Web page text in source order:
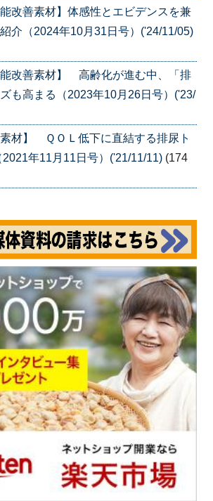
改善素材】体感性とエビデンスを兼
介（2024年10月31日号）('24/11/05)
改善素材】 高齢化が進む中、「排
も高まる（2023年10月26日号）('23/
素材】 ＱＯＬ低下に直結する排尿ト
年11月11日号）('21/11/11) (174